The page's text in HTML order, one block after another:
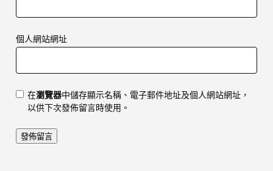
個人網站網址
在瀏覽器中儲存顯示名稱、電子郵件地址及個人網站網址，
以供下次發佈留言時使用。